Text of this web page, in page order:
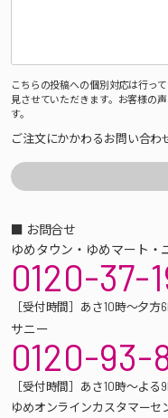
こちらの投稿への個別対応は行っ
見させていただきます。お客様の
す。
ご注文にかかわるお問い合わ
■ お問合せ
ゆめタウン・ゆめマート・
0120-37-
［受付時間］あさ10時～夕方
サニー
0120-93-
［受付時間］あさ10時～よる
ゆめオンラインカスタマーセ